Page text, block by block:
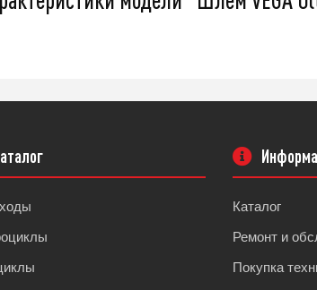
Каталог
Ремонт и
Покупка